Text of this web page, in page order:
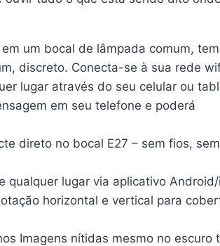
um bocal de lâmpada comum,
discreto. Conecta-se à sua rede
lugar através do seu celular ou
em seu telefone e poderá
direto no bocal E27 – sem fios,
qualquer lugar via aplicativo Android/
horizontal e vertical para
Imagens nítidas mesmo no escuro